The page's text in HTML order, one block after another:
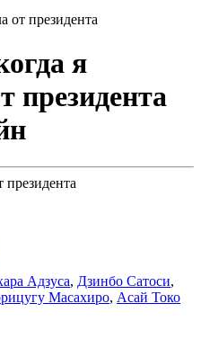
от президента
я
президента
Адзуса, Дзинбо Сатоси,
Масахиро, Асай Токо